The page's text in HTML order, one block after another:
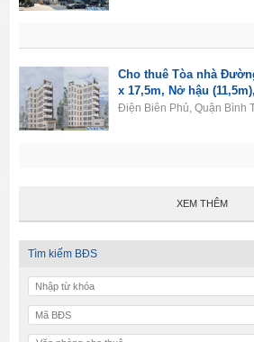
Cho thuê Tòa nhà
x 17,5m, Nở hậu
11500usd
Điện Biên Phủ, Quận Bình
XEM THÊM
Tìm kiếm BĐS